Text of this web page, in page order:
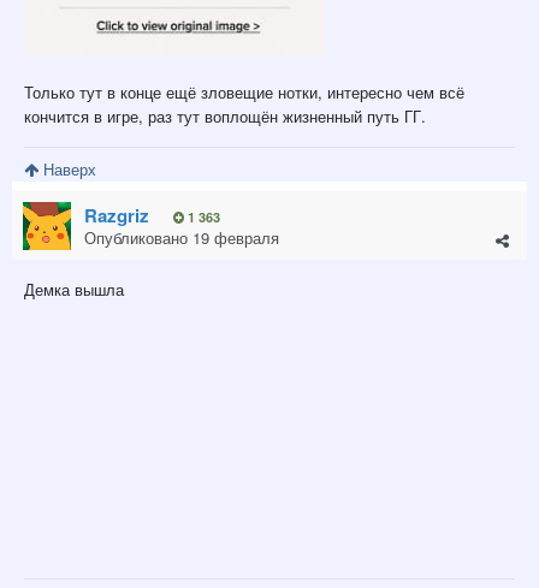
Только тут в конце ещё зловещие нотки, интересно чем всё
кончится в игре, раз тут воплощён жизненный путь ГГ.
Наверх
Razgriz 1 363
Опубликовано 19 февраля
Демка вышла